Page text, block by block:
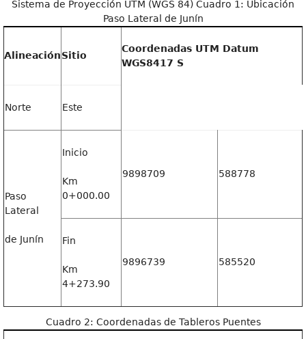
Sistema de Proyección UTM (WGS 84) Cuadro 1: Ubicación
Paso Lateral de Junín
AlineaciónSitio
Coordenadas UTM Datum
WGS8417 S
Norte Este
Paso
Lateral
de Junín
Inicio
Km
0+000.00
9898709 588778
Fin
Km
4+273.90
9896739 585520
Cuadro 2: Coordenadas de Tableros Puentes